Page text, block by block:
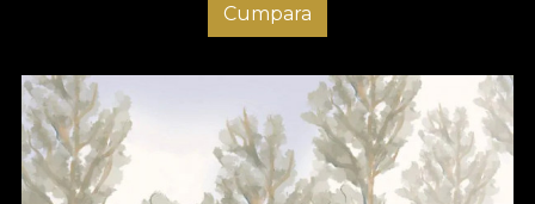
Cumpara